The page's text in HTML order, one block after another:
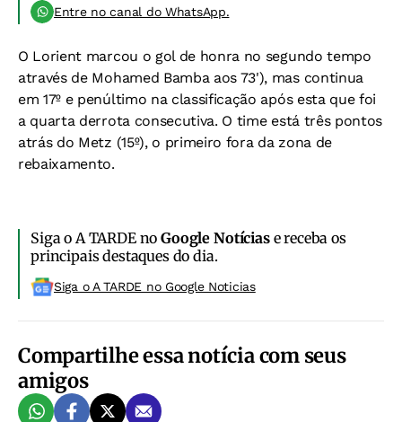
Entre no canal do WhatsApp.
O Lorient marcou o gol de honra no segundo tempo
através de Mohamed Bamba aos 73'), mas continua
em 17º e penúltimo na classificação após esta que foi
a quarta derrota consecutiva. O time está três pontos
atrás do Metz (15º), o primeiro fora da zona de
rebaixamento.
Siga o A TARDE noGoogle Notíciase receba os
principais destaques do dia.
Siga o A TARDE no Google Noticias
Compartilhe essa notícia com seus
amigos